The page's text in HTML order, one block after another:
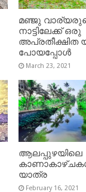
മഞ്ജു
നാട്ടിലേക്ക് ഒരു
അപ്രതീക്ഷിത
പോയപ്പോൾ
March 23, 2021
ആലപ്പുഴയിലെ
യാത്ര
February 16, 2021